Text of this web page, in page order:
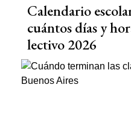
Calendario
cuántos días y
lectivo 2026